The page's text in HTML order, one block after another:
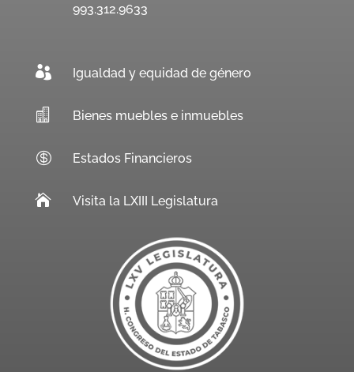
993.312.9633
 Igualdad y equidad de género
 Bienes muebles e inmuebles
 Estados Financieros
 Visita la LXIII Legislatura